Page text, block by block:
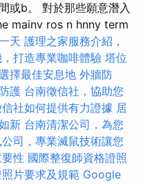
或b。 對於那些願意潛入
mainv ros n hnny term
天 護理之家服務介紹，
打造專業咖啡體驗 塔位
擇最佳安息地 外牆防
護 台南徵信社，協助您
社如何提供有力證據 居
新 台南清潔公司，為您
司，專業滅鼠技術讓您
性 國際整復師資格證照
片要求及規範 Google